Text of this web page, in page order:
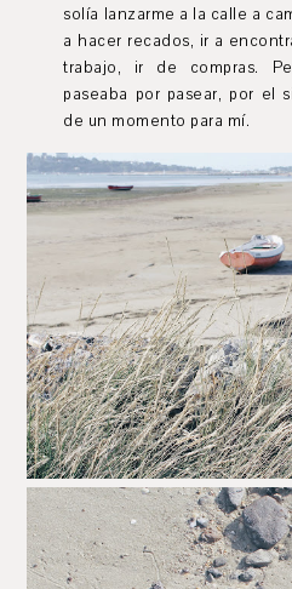
solía lanzarme a la calle a
a hacer recados, ir a
trabajo, ir de compras.
paseaba por pasear, por el
de un momento para mí.